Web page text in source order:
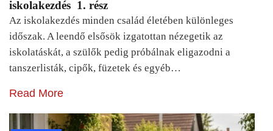
iskolakezdés 1. rész
Az iskolakezdés minden család életében különleges
időszak. A leendő elsősök izgatottan nézegetik az
iskolatáskát, a szülők pedig próbálnak eligazodni a
tanszerlisták, cipők, füzetek és egyéb…
Read More